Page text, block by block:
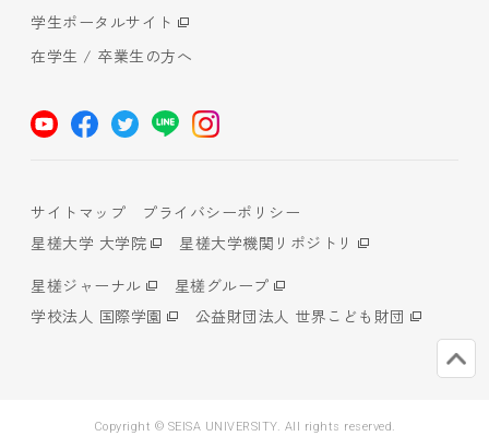
学生ポータルサイト
在学生 / 卒業生の方へ
サイトマップ
プライバシーポリシー
星槎大学 大学院
星槎大学機関リポジトリ
星槎ジャーナル
星槎グループ
学校法人 国際学園
公益財団法人 世界こども財団
Copyright © SEISA UNIVERSITY. All rights reserved.